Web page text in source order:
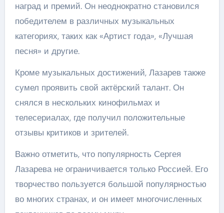
наград и премий. Он неоднократно становился
победителем в различных музыкальных
категориях, таких как «Артист года», «Лучшая
песня» и другие.
Кроме музыкальных достижений, Лазарев также
сумел проявить свой актёрский талант. Он
снялся в нескольких кинофильмах и
телесериалах, где получил положительные
отзывы критиков и зрителей.
Важно отметить, что популярность Сергея
Лазарева не ограничивается только Россией. Его
творчество пользуется большой популярностью
во многих странах, и он имеет многочисленных